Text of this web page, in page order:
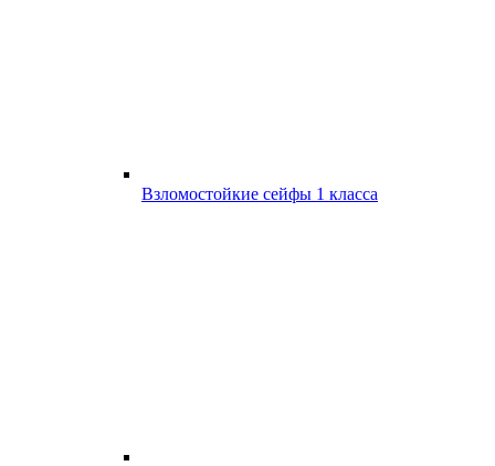
Взломостойкие сейфы 1 класса